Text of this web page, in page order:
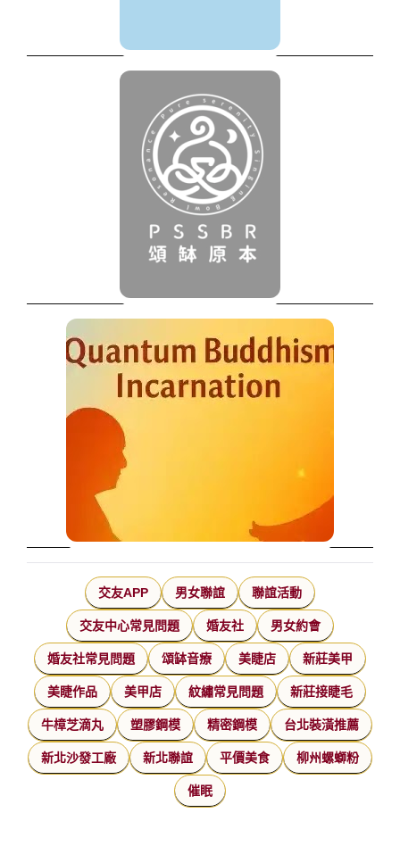
交友APP 男女聯誼 聯誼活動
交友中心常見問題 婚友社 男女約會
婚友社常見問題 頌缽音療 美睫店 新莊美甲
美睫作品 美甲店 紋繡常見問題 新莊接睫毛
牛樟芝滴丸 塑膠鋼模 精密鋼模 台北裝潢推薦
新北沙發工廠 新北聯誼 平價美食 柳州螺螄粉
催眠